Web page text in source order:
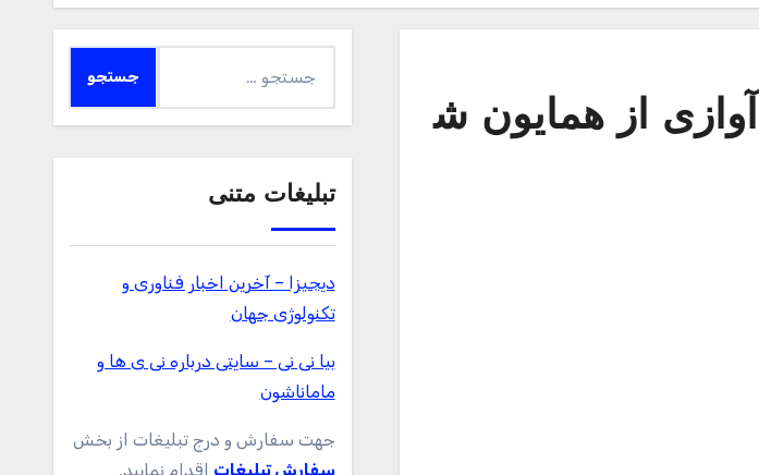
از همایون ش
برای:
تبلیغات متنی
دیجیزا – آخرین اخبار فناوری و
تکنولوژی جهان
بیا نی نی – سایتی درباره نی ی ها و
ماماناشون
جهت سفارش و درج تبلیغات از بخش
سفارش تبلیغات اقدام نمایید.